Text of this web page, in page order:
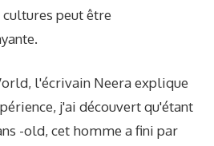
peut être
l'écrivain Neera explique
j'ai découvert qu'étant
-old, cet homme a fini par